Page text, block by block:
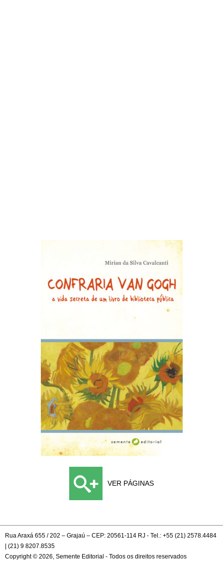
VER PÁGINAS
Rua Araxá 655 / 202 – Grajaú – CEP: 20561-114 RJ - Tel.: +55 (21) 2578.4484
| (21) 9 8207.8535
Copyright © 2026, Semente Editorial - Todos os direitos reservados